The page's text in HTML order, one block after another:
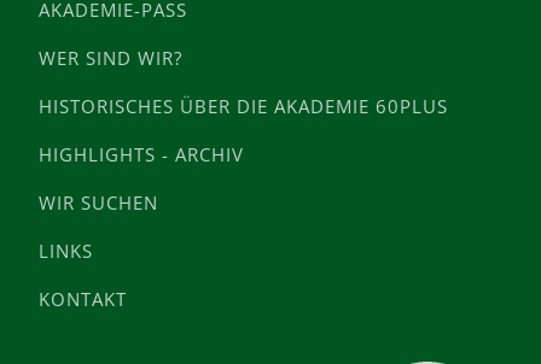
AKADEMIE-PASS
WER SIND WIR?
HISTORISCHES ÜBER DIE AKADEMIE 60PLUS
HIGHLIGHTS - ARCHIV
WIR SUCHEN
LINKS
KONTAKT